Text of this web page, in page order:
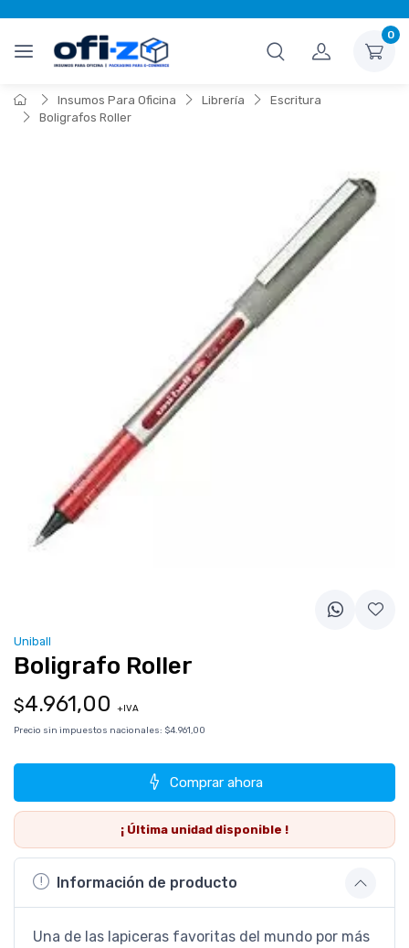
0
Insumos Para Oficina Librería
Escritura
Boligrafos Roller
Uniball
Boligrafo Roller
$4.961,00
+IVA
Precio sin impuestos nacionales: $4.961,00
Comprar ahora
¡ Última unidad disponible !
Información de producto
Una de las lapiceras favoritas del mundo por más